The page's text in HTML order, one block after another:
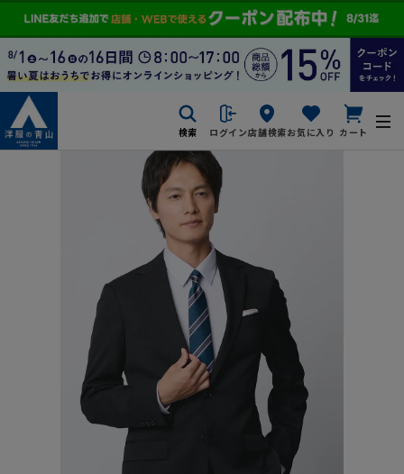
検索 ログイン店舗検索お気に入り カート